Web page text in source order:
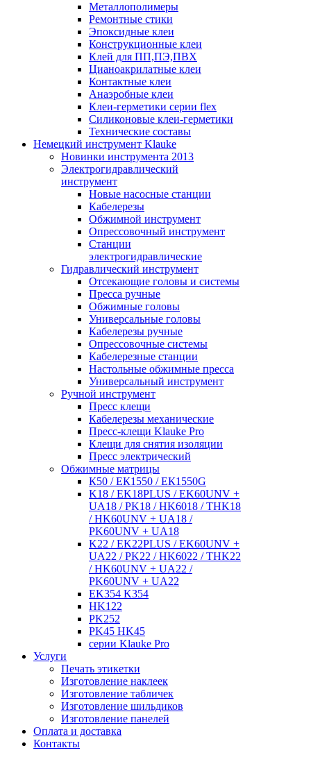
Металлополимеры
Ремонтные стики
Эпоксидные клеи
Конструкционные клеи
Клей для ПП,ПЭ,ПВХ
Цианоакрилатные клеи
Контактные клеи
Анаэробные клеи
Клеи-герметики серии flex
Силиконовые клеи-герметики
Технические составы
Немецкий инструмент Klauke
Новинки инструмента 2013
Электрогидравлический
инструмент
Новые насосные станции
Кабелерезы
Обжимной инструмент
Опрессовочный инструмент
Станции
электрогидравлические
Гидравлический инструмент
Отсекающие головы и системы
Пресса ручные
Обжимные головы
Универсальные головы
Кабелерезы ручные
Опрессовочные системы
Кабелерезные станции
Настольные обжимные пресса
Универсальный инструмент
Ручной инструмент
Пресс клещи
Кабелерезы механические
Пресс-клещи Klauke Pro
Клещи для снятия изоляции
Пресс электрический
Обжимные матрицы
К50 / ЕК1550 / ЕК1550G
K18 / EK18PLUS / EK60UNV +
UA18 / PK18 / HK6018 / THK18
/ HK60UNV + UA18 /
PK60UNV + UA18
K22 / EK22PLUS / EK60UNV +
UA22 / PK22 / HK6022 / THK22
/ HK60UNV + UA22 /
PK60UNV + UA22
EK354 K354
HK122
PK252
PK45 HK45
серии Klauke Pro
Услуги
Печать этикетки
Изготовление наклеек
Изготовление табличек
Изготовление шильдиков
Изготовление панелей
Оплата и доставка
Контакты